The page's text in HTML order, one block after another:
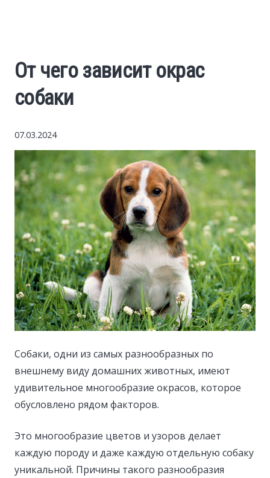
Cars
Money
Internet
Society
Life hacks
От чего зависит окрас
собаки
07.03.2024
Собаки, одни из самых разнообразных по
внешнему виду домашних животных, имеют
удивительное многообразие окрасов, которое
обусловлено рядом факторов.
Это многообразие цветов и узоров делает
каждую породу и даже каждую отдельную собаку
уникальной. Причины такого разнообразия